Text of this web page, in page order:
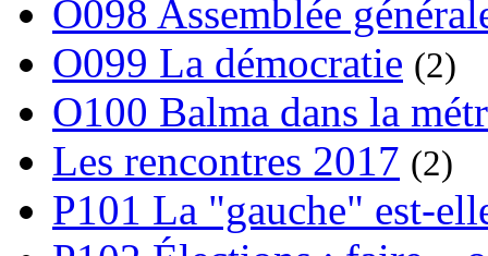
O098 Assemblée
O099 La démocratie (2)
O100 Balma dans la
Les rencontres 2017 (2)
P101 La "gauche" est-